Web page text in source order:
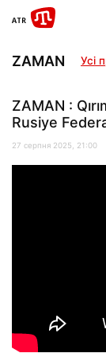
ZAMAN Усі
ZAMAN :
Rusiye
27 серпня 2025, 21:00